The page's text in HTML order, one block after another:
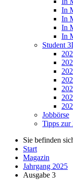
In
In
In
In
Student
Jobbörse
Tipps
Sie befinden
Start
Magazin
Jahrgang 2025
Ausgabe 3